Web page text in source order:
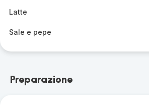
Latte
Sale e pepe
Preparazione